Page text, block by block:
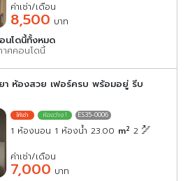
ค่าเช่า/เดือน
8,500 บาท
นโดนี้ทั้งหมด
าศคอนโดนี้
ยา ห้องสวย เฟอร์ครบ พร้อมอยู่ รีบ
ES35-0006
1 ห้องนอน 1 ห้องน้ำ 23.00 m2 2
ค่าเช่า/เดือน
7,000 บาท